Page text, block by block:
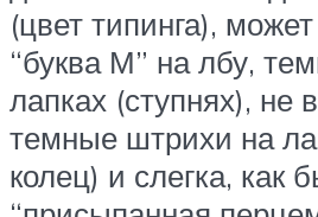
(цвет типинга),
“буква М” на лбу,
лапках (ступнях), не
темные штрихи на
колец) и слегка, как